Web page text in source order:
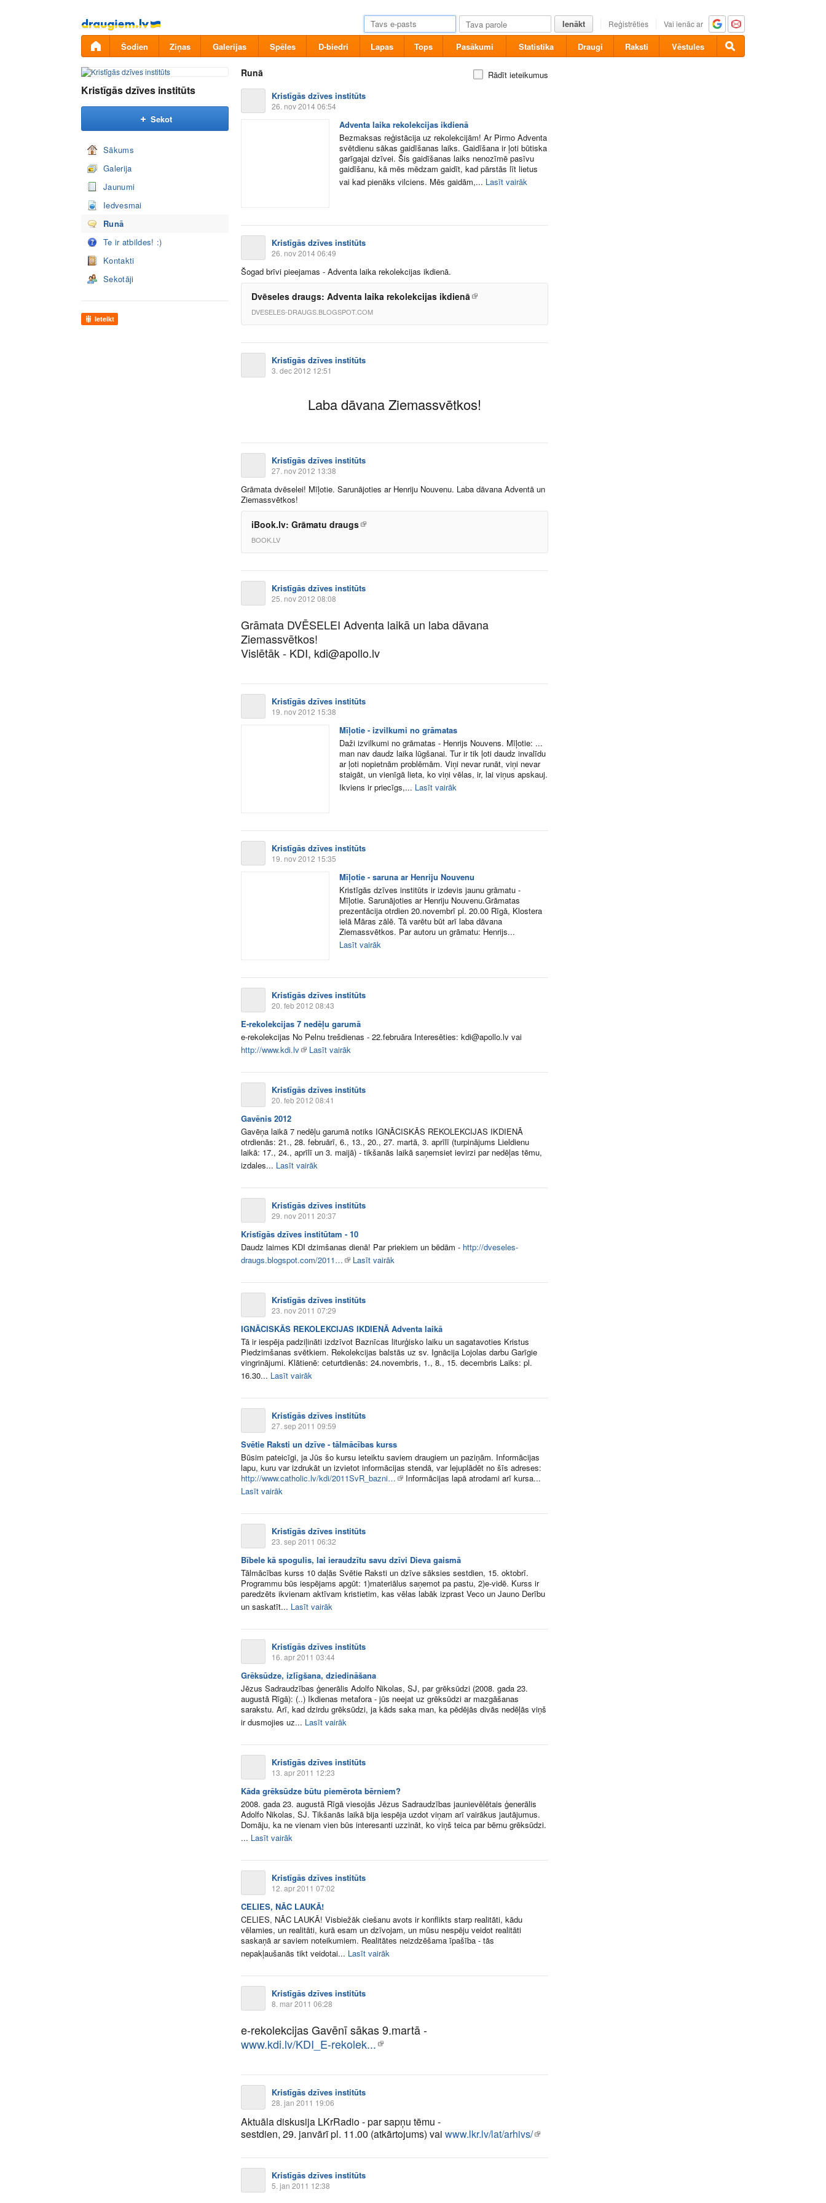
Pāriet
uz
saturu
Ienākt Reģistrēties Vai ienāc ar
Šodien Ziņas Galerijas Spēles D-biedri Lapas Tops Pasākumi Statistika Draugi Raksti Vēstules
Kristīgās dzīves institūts
Sekot
Sākums
Galerija
Jaunumi
Iedvesmai
Runā
Te ir atbildes! :)
Kontakti
Sekotāji
Ieteikt
Runā
Rādīt ieteikumus
Kristīgās dzīves institūts
26. nov 2014 06:54
Adventa laika rekolekcijas ikdienā
Bezmaksas reģistācija uz rekolekcijām! Ar Pirmo Adventa
svētdienu sākas gaidīšanas laiks. Gaidīšana ir ļoti būtiska
garīgajai dzīvei. Šis gaidīšanas laiks nenozīmē pasīvu
gaidīšanu, kā mēs mēdzam gaidīt, kad pārstās līt lietus
vai kad pienāks vilciens. Mēs gaidām,... Lasīt vairāk
Kristīgās dzīves institūts
26. nov 2014 06:49
Šogad brīvi pieejamas - Adventa laika rekolekcijas ikdienā.
Dvēseles draugs: Adventa laika rekolekcijas ikdienā
DVESELES-DRAUGS.BLOGSPOT.COM
Kristīgās dzīves institūts
3. dec 2012 12:51
Laba dāvana Ziemassvētkos!
Kristīgās dzīves institūts
27. nov 2012 13:38
Grāmata dvēselei! Mīļotie. Sarunājoties ar Henriju Nouvenu. Laba dāvana Adventā un
Ziemassvētkos!
iBook.lv: Grāmatu draugs
BOOK.LV
Kristīgās dzīves institūts
25. nov 2012 08:08
Grāmata DVĒSELEI Adventa laikā un laba dāvana
Ziemassvētkos!
Vislētāk - KDI, kdi@apollo.lv
Kristīgās dzīves institūts
19. nov 2012 15:38
Mīļotie - izvilkumi no grāmatas
Daži izvilkumi no grāmatas - Henrijs Nouvens. Mīļotie: ...
man nav daudz laika lūgšanai. Tur ir tik ļoti daudz invalīdu
ar ļoti nopietnām problēmām. Viņi nevar runāt, viņi nevar
staigāt, un vienīgā lieta, ko viņi vēlas, ir, lai viņus apskauj.
Ikviens ir priecīgs,... Lasīt vairāk
Kristīgās dzīves institūts
19. nov 2012 15:35
Mīļotie - saruna ar Henriju Nouvenu
Kristīgās dzīves institūts ir izdevis jaunu grāmatu -
Mīļotie. Sarunājoties ar Henriju Nouvenu.Grāmatas
prezentācija otrdien 20.novembrī pl. 20.00 Rīgā, Klostera
ielā Māras zālē. Tā varētu būt arī laba dāvana
Ziemassvētkos. Par autoru un grāmatu: Henrijs...
Lasīt vairāk
Kristīgās dzīves institūts
20. feb 2012 08:43
E-rekolekcijas 7 nedēļu garumā
e-rekolekcijas No Pelnu trešdienas - 22.februāra Interesēties: kdi@apollo.lv vai
http://www.kdi.lv
Lasīt vairāk
Kristīgās dzīves institūts
20. feb 2012 08:41
Gavēnis 2012
Gavēņa laikā 7 nedēļu garumā notiks IGNĀCISKĀS REKOLEKCIJAS IKDIENĀ
otrdienās: 21., 28. februārī, 6., 13., 20., 27. martā, 3. aprīlī (turpinājums Lieldienu
laikā: 17., 24., aprīlī un 3. maijā) - tikšanās laikā saņemsiet ievirzi par nedēļas tēmu,
izdales... Lasīt vairāk
Kristīgās dzīves institūts
29. nov 2011 20:37
Kristīgās dzīves institūtam - 10
Daudz laimes KDI dzimšanas dienā! Par priekiem un bēdām - http://dveseles-
draugs.blogspot.com/2011…
Lasīt vairāk
Kristīgās dzīves institūts
23. nov 2011 07:29
IGNĀCISKĀS REKOLEKCIJAS IKDIENĀ Adventa laikā
Tā ir iespēja padziļināti izdzīvot Baznīcas liturģisko laiku un sagatavoties Kristus
Piedzimšanas svētkiem. Rekolekcijas balstās uz sv. Ignācija Lojolas darbu Garīgie
vingrinājumi. Klātienē: ceturtdienās: 24.novembris, 1., 8., 15. decembris Laiks: pl.
16.30... Lasīt vairāk
Kristīgās dzīves institūts
27. sep 2011 09:59
Svētie Raksti un dzīve - tālmācības kurss
Būsim pateicīgi, ja Jūs šo kursu ieteiktu saviem draugiem un paziņām. Informācijas
lapu, kuru var izdrukāt un izvietot informācijas stendā, var lejuplādēt no šīs adreses:
http://www.catholic.lv/kdi/2011SvR_bazni…
Informācijas lapā atrodami arī kursa...
Lasīt vairāk
Kristīgās dzīves institūts
23. sep 2011 06:32
Bībele kā spogulis, lai ieraudzītu savu dzīvi Dieva gaismā
Tālmācības kurss 10 daļās Svētie Raksti un dzīve sāksies sestdien, 15. oktobrī.
Programmu būs iespējams apgūt: 1)materiālus saņemot pa pastu, 2)e-vidē. Kurss ir
paredzēts ikvienam aktīvam kristietim, kas vēlas labāk izprast Veco un Jauno Derību
un saskatīt... Lasīt vairāk
Kristīgās dzīves institūts
16. apr 2011 03:44
Grēksūdze, izlīgšana, dziedināšana
Jēzus Sadraudzības ģenerālis Adolfo Nikolas, SJ, par grēksūdzi (2008. gada 23.
augustā Rīgā): (..) Ikdienas metafora - jūs neejat uz grēksūdzi ar mazgāšanas
sarakstu. Arī, kad dzirdu grēksūdzi, ja kāds saka man, ka pēdējās divās nedēļās viņš
ir dusmojies uz... Lasīt vairāk
Kristīgās dzīves institūts
13. apr 2011 12:23
Kāda grēksūdze būtu piemērota bērniem?
2008. gada 23. augustā Rīgā viesojās Jēzus Sadraudzības jaunievēlētais ģenerālis
Adolfo Nikolas, SJ. Tikšanās laikā bija iespēja uzdot viņam arī vairākus jautājumus.
Domāju, ka ne vienam vien būs interesanti uzzināt, ko viņš teica par bērnu grēksūdzi.
... Lasīt vairāk
Kristīgās dzīves institūts
12. apr 2011 07:02
CELIES, NĀC LAUKĀ!
CELIES, NĀC LAUKĀ! Visbiežāk ciešanu avots ir konflikts starp realitāti, kādu
vēlamies, un realitāti, kurā esam un dzīvojam, un mūsu nespēju veidot realitāti
saskaņā ar saviem noteikumiem. Realitātes neizdzēšama īpašība - tās
nepakļaušanās tikt veidotai... Lasīt vairāk
Kristīgās dzīves institūts
8. mar 2011 06:28
e-rekolekcijas Gavēnī sākas 9.martā -
www.kdi.lv/KDI_E-rekolek...
Kristīgās dzīves institūts
28. jan 2011 19:06
Aktuāla diskusija LKrRadio - par sapņu tēmu -
sestdien, 29. janvārī pl. 11.00 (atkārtojums) vai www.lkr.lv/lat/arhivs/
Kristīgās dzīves institūts
5. jan 2011 12:38